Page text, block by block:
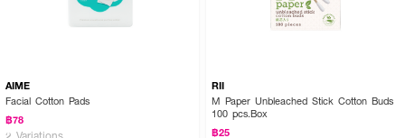
AIME
Facial Cotton Pads
฿78
2 Variations
RII
M Paper Unbleached Stick Cotton Buds
100 pcs.Box
฿25